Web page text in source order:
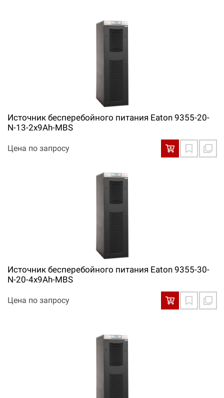
Источник бесперебойного питания Eaton 9355-20-
N-13-2x9Ah-MBS
Цена по запросу
Источник бесперебойного питания Eaton 9355-30-
N-20-4x9Ah-MBS
Цена по запросу